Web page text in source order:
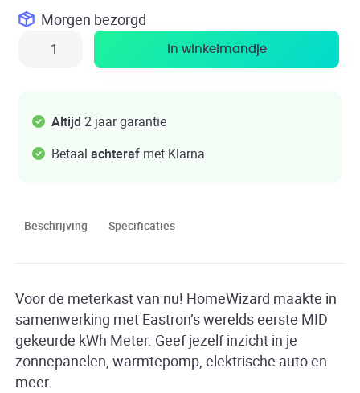
Morgen bezorgd
In winkelmandje
Altijd 2 jaar garantie
Betaalachteraf met Klarna
Beschrijving Specificaties
Voor de meterkast van nu! HomeWizard maakte in
samenwerking met Eastron’s werelds eerste MID
gekeurde kWh Meter. Geef jezelf inzicht in je
zonnepanelen, warmtepomp, elektrische auto en
meer.